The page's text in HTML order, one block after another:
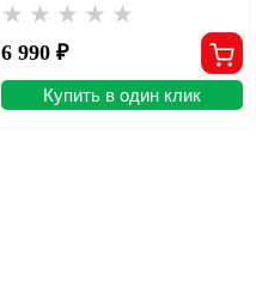
6 990 ₽
Купить в один клик